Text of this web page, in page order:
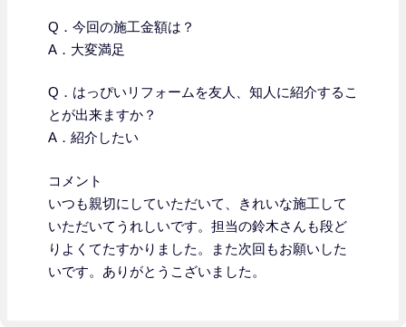
Q．今回の施工金額は？
A．大変満足
Q．はっぴいリフォームを友人、知人に紹介するこ
とが出来ますか？
A．紹介したい
コメント
いつも親切にしていただいて、きれいな施工して
いただいてうれしいです。担当の鈴木さんも段ど
りよくてたすかりました。また次回もお願いした
いです。ありがとうこざいました。